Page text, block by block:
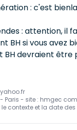
: c'est
: attention,
BH si vous avez
BH devraient
Paris - site : hmgec com
le contexte et la date